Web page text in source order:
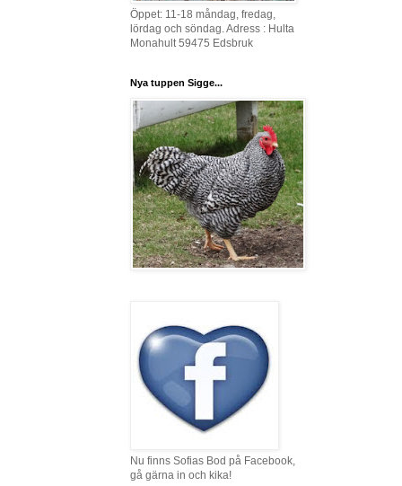
Öppet: 11-18 måndag, fredag,
lördag och söndag. Adress : Hulta
Monahult 59475 Edsbruk
Nya tuppen Sigge...
Nu finns Sofias Bod på Facebook,
gå gärna in och kika!